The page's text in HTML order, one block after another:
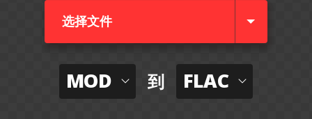
选择文件
MOD 到 FLAC